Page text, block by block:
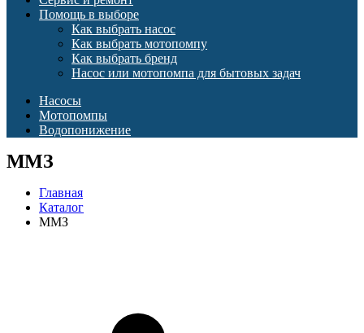
Помощь в выборе
Как выбрать насос
Как выбрать мотопомпу
Как выбрать бренд
Насос или мотопомпа для бытовых задач
Насосы
Мотопомпы
Водопонижение
ММЗ
Главная
Каталог
ММЗ